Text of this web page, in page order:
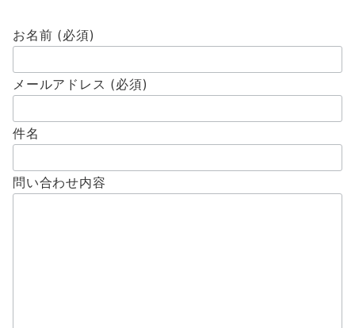
お名前 (必須)
メールアドレス (必須)
件名
問い合わせ内容